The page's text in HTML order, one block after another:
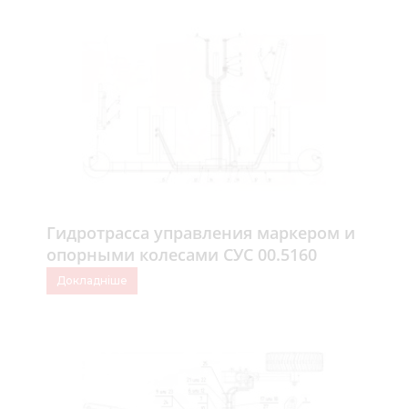
Гидротрасса управления маркером и
опорными колесами СУС 00.5160
Докладніше